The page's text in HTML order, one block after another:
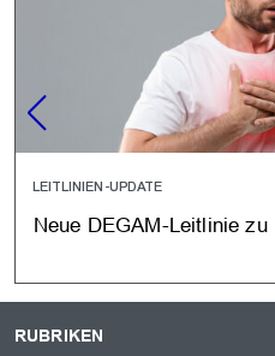
LEITLINIEN-UPDATE
Neue DEGAM-Leitlinie
RUBRIKEN